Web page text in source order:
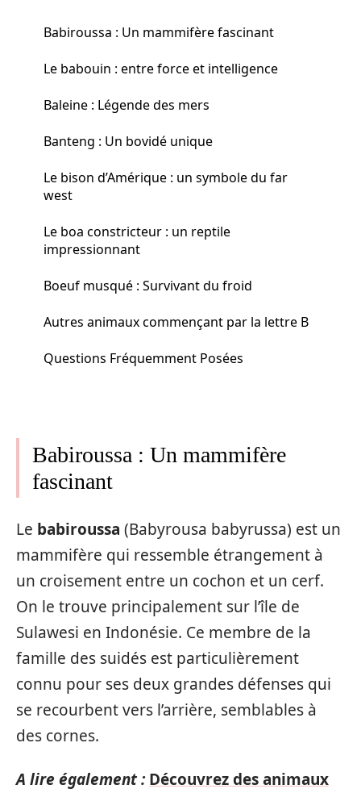
Babiroussa : Un mammifère fascinant
Le babouin : entre force et intelligence
Baleine : Légende des mers
Banteng : Un bovidé unique
Le bison d’Amérique : un symbole du far
west
Le boa constricteur : un reptile
impressionnant
Boeuf musqué : Survivant du froid
Autres animaux commençant par la lettre B
Questions Fréquemment Posées
Babiroussa : Un mammifère
fascinant
Le babiroussa (Babyrousa babyrussa) est un
mammifère qui ressemble étrangement à
un croisement entre un cochon et un cerf.
On le trouve principalement sur l’île de
Sulawesi en Indonésie. Ce membre de la
famille des suidés est particulièrement
connu pour ses deux grandes défenses qui
se recourbent vers l’arrière, semblables à
des cornes.
A lire également : Découvrez des animaux